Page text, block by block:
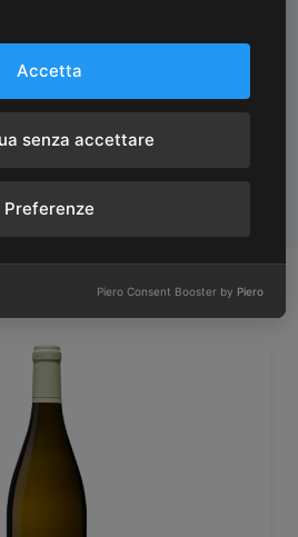
DOCG “Navione” 2024 –
DOC 2024 – Walter Salvano
piacerti
Accetta
senza accettare
Preferenze
Piero Consent Booster by Piero